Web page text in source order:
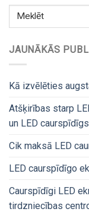
JAUNĀKĀS
Kā izvēlēties
Atšķirības starp
un LED
Cik maksā LED
LED caurspīdīgo
Caurspīdīgi LED
tirdzniecības